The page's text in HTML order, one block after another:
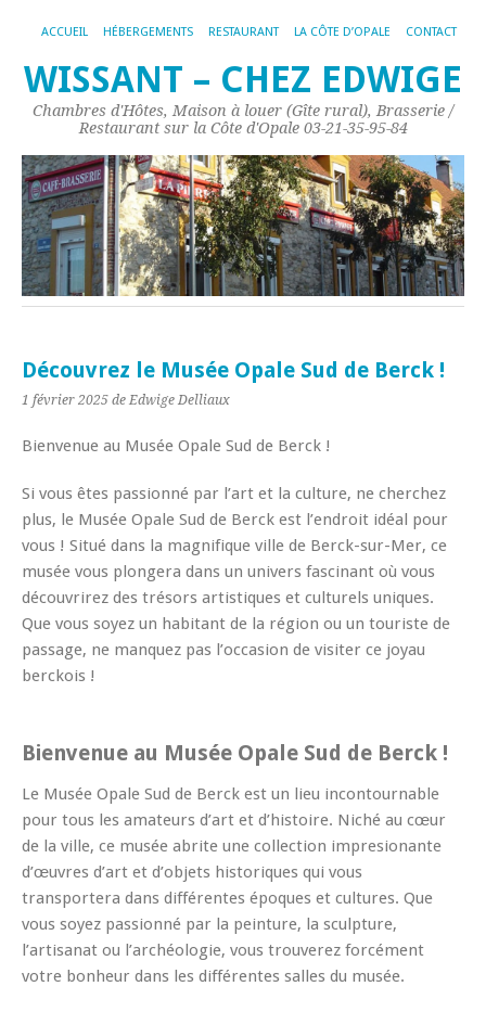
ACCUEIL HÉBERGEMENTS RESTAURANT LA CÔTE D’OPALE CONTACT
WISSANT – CHEZ EDWIGE
Chambres d'Hôtes, Maison à louer (Gîte rural), Brasserie /
Restaurant sur la Côte d'Opale 03-21-35-95-84
Découvrez le Musée Opale Sud de Berck !
1 février 2025 de Edwige Delliaux
Bienvenue au Musée Opale Sud de Berck !
Si vous êtes passionné par l’art et la culture, ne cherchez
plus, le Musée Opale Sud de Berck est l’endroit idéal pour
vous ! Situé dans la magnifique ville de Berck-sur-Mer, ce
musée vous plongera dans un univers fascinant où vous
découvrirez des trésors artistiques et culturels uniques.
Que vous soyez un habitant de la région ou un touriste de
passage, ne manquez pas l’occasion de visiter ce joyau
berckois !
Bienvenue au Musée Opale Sud de Berck !
Le Musée Opale Sud de Berck est un lieu incontournable
pour tous les amateurs d’art et d’histoire. Niché au cœur
de la ville, ce musée abrite une collection impresionante
d’œuvres d’art et d’objets historiques qui vous
transportera dans différentes époques et cultures. Que
vous soyez passionné par la peinture, la sculpture,
l’artisanat ou l’archéologie, vous trouverez forcément
votre bonheur dans les différentes salles du musée.